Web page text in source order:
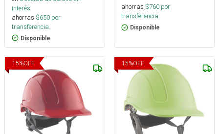
interés
ahorras $650 por
transferencia.
Disponible
ahorras $760 por
transferencia.
Disponible
15%OFF 15%OFF